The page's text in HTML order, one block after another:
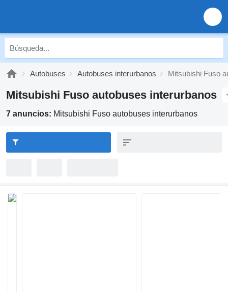
Autobuses Autobuses interurbanos Mitsubishi Fuso
Mitsubishi Fuso autobuses interurbanos
7 anuncios: Mitsubishi Fuso autobuses interurbanos